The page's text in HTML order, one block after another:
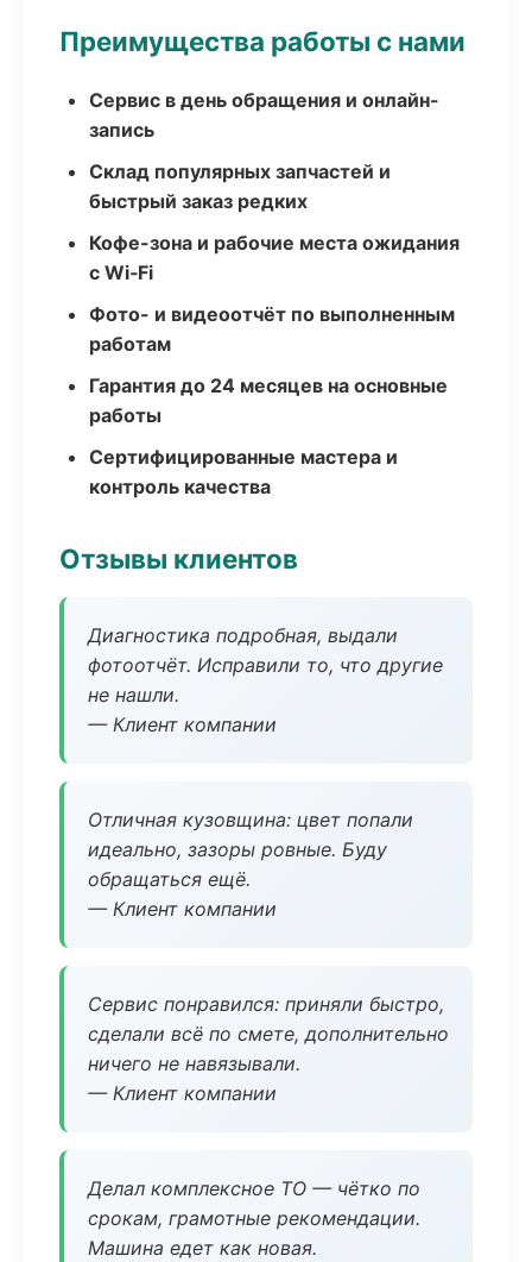
Преимущества работы с нами
Сервис в день обращения и онлайн-
запись
Склад популярных запчастей и
быстрый заказ редких
Кофе-зона и рабочие места ожидания
с Wi‑Fi
Фото- и видеоотчёт по выполненным
работам
Гарантия до 24 месяцев на основные
работы
Сертифицированные мастера и
контроль качества
Отзывы клиентов
Диагностика подробная, выдали
фотоотчёт. Исправили то, что другие
не нашли.
— Клиент компании
Отличная кузовщина: цвет попали
идеально, зазоры ровные. Буду
обращаться ещё.
— Клиент компании
Сервис понравился: приняли быстро,
сделали всё по смете, дополнительно
ничего не навязывали.
— Клиент компании
Делал комплексное ТО — чётко по
срокам, грамотные рекомендации.
Машина едет как новая.